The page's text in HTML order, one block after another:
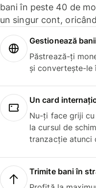
bani în peste 40 de
un singur cont,
Gestionează
Păstrează-ți
și convertește-le
Un card
Nu-ți face griji
la cursul de
tranzacție atunci
Trimite bani în